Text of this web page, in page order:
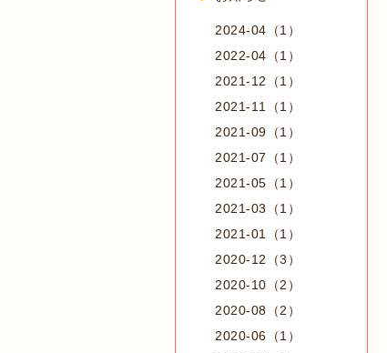
2024-04（1）
2022-04（1）
2021-12（1）
2021-11（1）
2021-09（1）
2021-07（1）
2021-05（1）
2021-03（1）
2021-01（1）
2020-12（3）
2020-10（2）
2020-08（2）
2020-06（1）